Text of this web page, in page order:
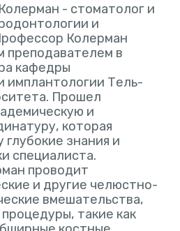
- стоматолог и
и
Колерман
преподавателем в
кафедры
имплантологии Тель-
Прошел
и
которая
знания и
специалиста.
проводит
и другие челюстно-
вмешательства,
такие как